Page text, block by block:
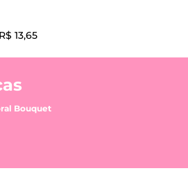
R$ 13,65
Bouquet